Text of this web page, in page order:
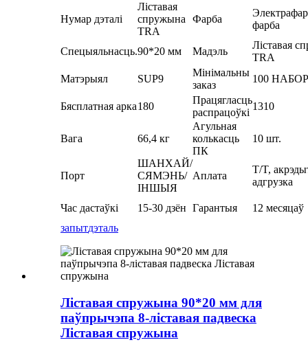
Нумар дэталі
Ліставая
спружына
TRA
Фарба
фарба
Спецыяльнасць.90*20 мм Мадэль
Ліставая
TRA
Матэрыял
SUP9
Мінімальны
заказ
100
Бясплатная арка180
Працягласць
распрацоўкі
1310
Вага 66,4 кг
Агульная
колькасць
ПК
10 шт.
Порт
ШАНХАЙ/
СЯМЭНЬ/
ІНШЫЯ
Аплата
T/T,
адгрузка
Час дастаўкі 15-30 дзён Гарантыя
12 месяцаў
запытдэталь
Ліставая спружына 90*20 мм для
паўпрычэпа 8-ліставая падвеска
Ліставая спружына